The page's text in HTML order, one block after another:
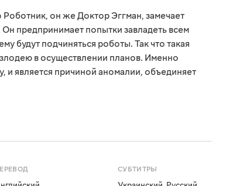
он же Доктор Эггман, замечает
предпринимает попытки завладеть всем
будут подчиняться роботы. Так что такая
в осуществлении планов. Именно
и является причиной аномалии, объединяет
СУБТИТРЫ